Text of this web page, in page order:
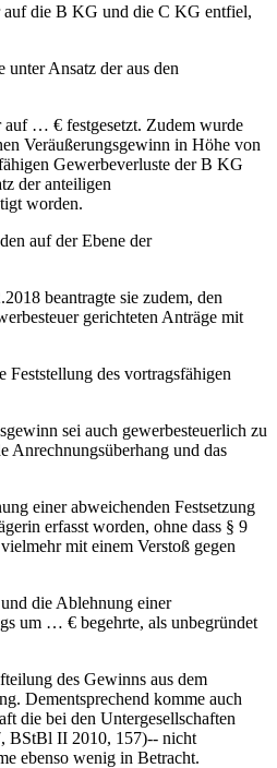
die B KG und die C KG entfiel,
Ansatz der aus den
… € festgesetzt. Zudem wurde
Veräußerungsgewinn in Höhe von
Gewerbeverluste der B KG
der anteiligen
worden.
auf der Ebene der
beantragte sie zudem, den
gerichteten Anträge mit
des vortragsfähigen
sei auch gewerbesteuerlich zu
Anrechnungsüberhang und das
einer abweichenden Festsetzung
erfasst worden, ohne dass § 9
mit einem Verstoß gegen
die Ablehnung einer
um … € begehrte, als unbegründet
des Gewinns aus dem
Dementsprechend komme auch
die bei den Untergesellschaften
BStBl II 2010, 157)‑‑ nicht
ebenso wenig in Betracht.